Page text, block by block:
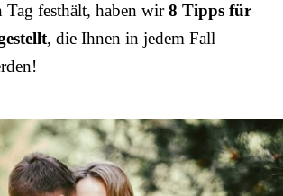
Tag festhält, haben wir8 Tipps für
, die Ihnen in jedem Fall